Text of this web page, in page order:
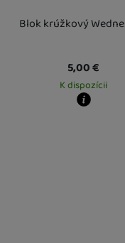
Blok krúžkový
5,00€
K dispozícii